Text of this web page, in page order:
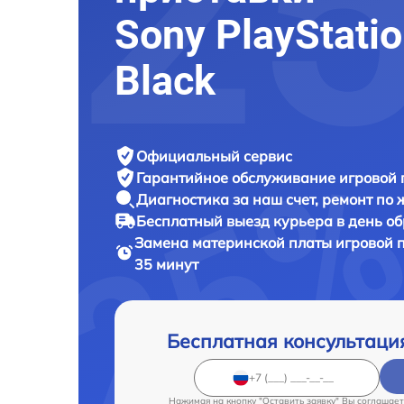
Sony
Black
Официальный сервис
Гарантийное обслуживание игровой
Диагностика за наш счет, ремонт по
Бесплатный выезд курьера в день
Замена материнской платы игровой
35 минут
Бесплатная
Нажимая на кнопку "Оставить заявку" Вы